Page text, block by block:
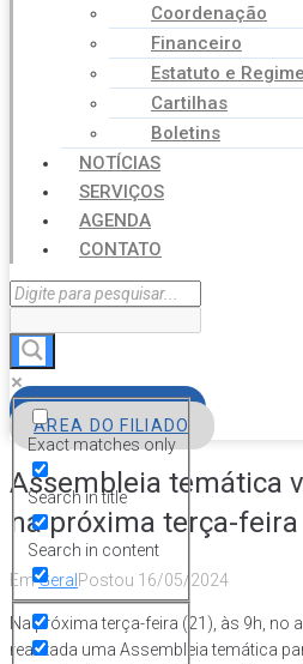
Coordenação
Financeiro
Estatuto e
Cartilhas
Boletins
NOTÍCIAS
SERVIÇOS
AGENDA
CONTATO
Exact matches only
Search in title
Search in content
ÁREA DO FILIADO
Assembleia temática
na próxima terça-
EmGeral Postou 16/05/2024
Na próxima terça-feira (21), às 9h, no
realizada uma Assembleia temática